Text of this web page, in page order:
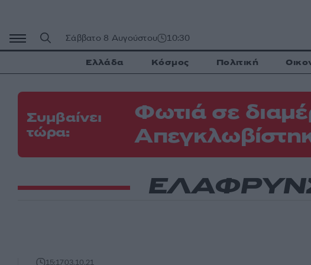
περιεχόμενο
Σάββατο 8 Αυγούστου 10:30
Ελλάδα Κόσμος Πολιτική
Συμβαίνει
τώρα:
Φωτιά σε
15:1703.10.21